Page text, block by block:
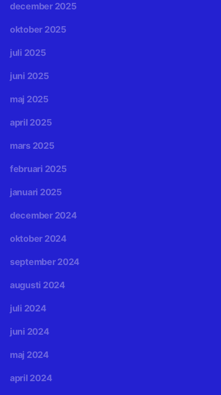
december 2025
oktober 2025
juli 2025
juni 2025
maj 2025
april 2025
mars 2025
februari 2025
januari 2025
december 2024
oktober 2024
september 2024
augusti 2024
juli 2024
juni 2024
maj 2024
april 2024